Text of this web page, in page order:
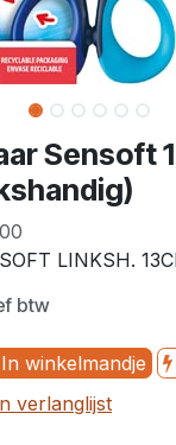
Sensoft
LINKSH.
btw
In winkelmandje
verlanglijst